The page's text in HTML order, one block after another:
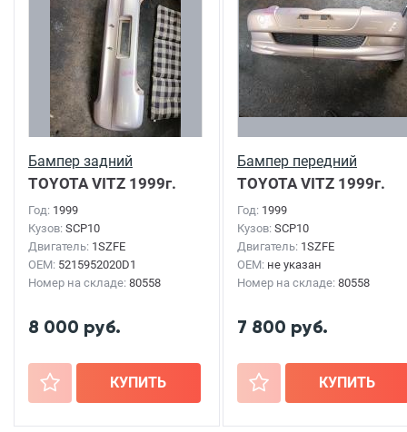
Бампер задний
TOYOTA VITZ 1999г.
Год: 1999
Кузов: SCP10
Двигатель: 1SZFE
OEM: 5215952020D1
Номер на складе: 80558
8 000 руб.
+ КУПИТЬ
Бампер передний
TOYOTA VITZ 1999г.
Год: 1999
Кузов: SCP10
Двигатель: 1SZFE
OEM: не указан
Номер на складе: 80558
7 800 руб.
+ КУПИТЬ